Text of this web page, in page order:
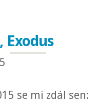
Exodus
se mi zdál sen: